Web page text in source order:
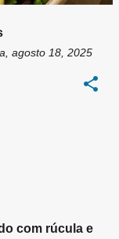
agosto 18, 2025
com rúcula e